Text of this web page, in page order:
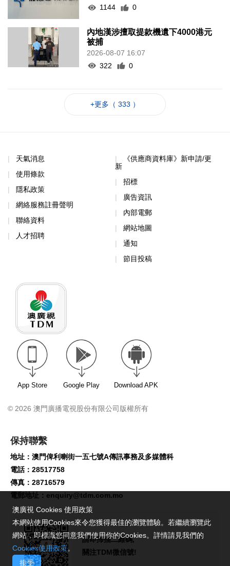
1144
0
內地漢涉擅取提款機遺下4000港元
被捕
2026-08-07 16:07
322
0
+更多（ 333 ）
天氣消息
使用條款
隱私政策
網絡服務註冊聲明
聯絡資料
人才招聘
《供應商資料庫》新申請/更
新
招標
廣告資訊
內部電郵
網站地圖
通知
節目投稿
App Store Google Play Download APK
© 2026 澳門廣播電視股份有限公司版權所有
保持聯繫
地址：澳門俾利喇街一五七號A傳訊事務及多媒體科
電話：28517758
傳真：28716579
電郵地址： enquiry@tdm.com.mo
請即掃描二維碼,
關注TDM微信號!
澳廣視 Cookies 使用政策
本網站使用Cookies來令您獲得最佳的瀏覽體驗。若繼續瀏覽此
網站，即標識您同意我們使用你的Cookies。詳情請見我們的
Cookies使用政策。
接受